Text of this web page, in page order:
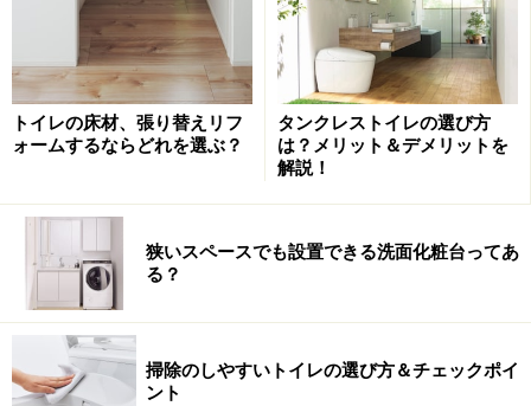
トイレ手洗器の主な種類と特徴
直線的で掃除もしやすい洗面器一体型のカウンター。収納ス
ペースやペーパーホルダ―、トイレリモコンなどもすっきり
納まる。[アラウーノカウンター]
パナソニック エコソリューションズ
トイレの床材、張り替えリフ
ォームするならどれを選ぶ？
タンクレストイレの選び方
は？メリット＆デメリットを
解説！
狭いスペースでも設置できる洗面化粧台ってあ
る？
掃除のしやすいトイレの選び方＆チェックポイ
ント